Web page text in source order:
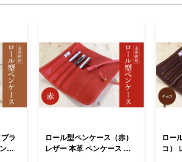
ラ
ケ
ロール型ペンケース（赤）
レザー 本革 ペンケース お
ロー
コ）